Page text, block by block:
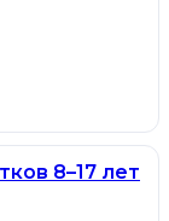
8–17 лет